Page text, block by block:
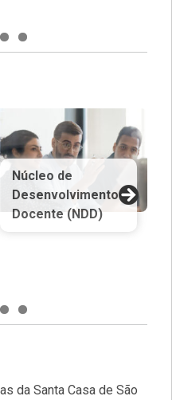
Núcleo de
Desenvolvimento
Docente (NDD)
da Santa Casa de São